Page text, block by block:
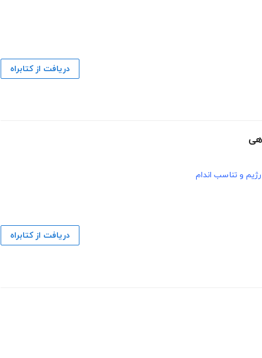
دریافت از کتابراه
و تناسب اندام
دریافت از کتابراه